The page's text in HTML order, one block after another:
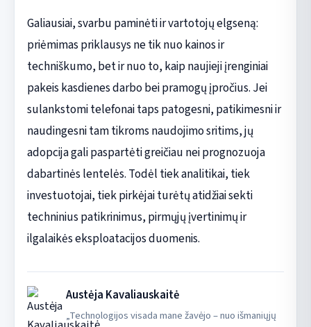
Galiausiai, svarbu paminėti ir vartotojų elgseną:
priėmimas priklausys ne tik nuo kainos ir
techniškumo, bet ir nuo to, kaip naujieji įrenginiai
pakeis kasdienes darbo bei pramogų įpročius. Jei
sulankstomi telefonai taps patogesni, patikimesni ir
naudingesni tam tikroms naudojimo sritims, jų
adopcija gali paspartėti greičiau nei prognozuoja
dabartinės lentelės. Todėl tiek analitikai, tiek
investuotojai, tiek pirkėjai turėtų atidžiai sekti
techninius patikrinimus, pirmųjų įvertinimų ir
ilgalaikės eksploatacijos duomenis.
Austėja Kavaliauskaitė
„Technologijos visada mane žavėjo – nuo išmaniųjų